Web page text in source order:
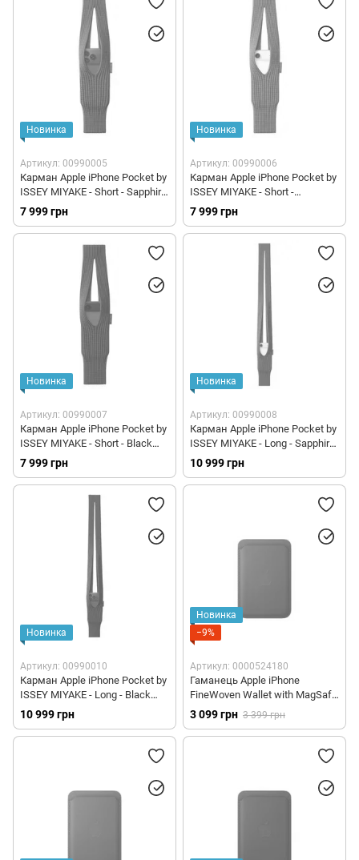
Новинка
Артикул: 00990005
Карман Apple iPhone Pocket by
ISSEY MIYAKE - Short - Sapphire
(HS8N2)
7 999 грн
Новинка
Артикул: 00990006
Карман Apple iPhone Pocket by
ISSEY MIYAKE - Short -
Cinnamon (HS8L2)
7 999 грн
Новинка
Артикул: 00990007
Карман Apple iPhone Pocket by
ISSEY MIYAKE - Short - Black
(HS8J2)
7 999 грн
Новинка
Артикул: 00990008
Карман Apple iPhone Pocket by
ISSEY MIYAKE - Long - Sapphire
(HS8P2)
10 999 грн
Новинка
Артикул: 00990010
Карман Apple iPhone Pocket by
ISSEY MIYAKE - Long - Black
(HS8K2)
10 999 грн
Новинка
−9%
Артикул: 0000524180
Гаманець Apple iPhone
FineWoven Wallet with MagSafe
- Dark Green (MA6Y4)
3 099 грн 3 399 грн